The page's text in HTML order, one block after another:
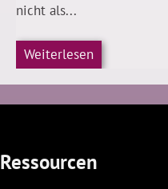
nicht als...
Weiterlesen
Ressourcen